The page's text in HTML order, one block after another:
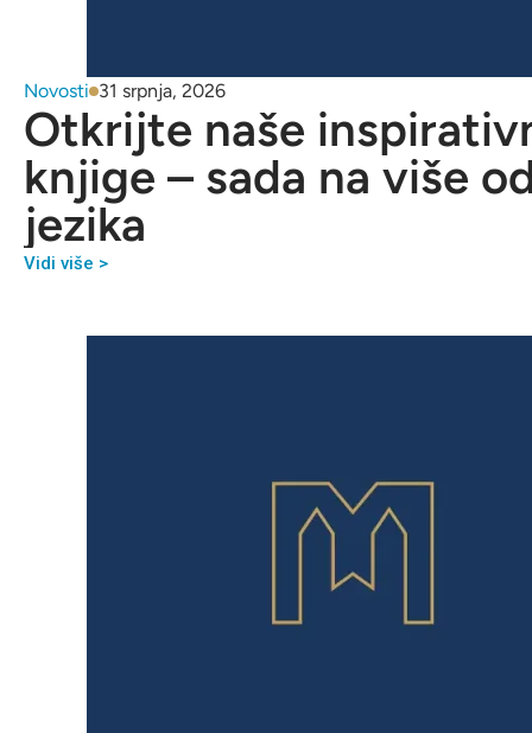
Novosti 31 srpnja, 2026
Otkrijte naše
knjige – sada na više
jezika
Vidi više >